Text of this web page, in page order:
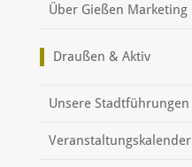
Über Gießen Marketing
Draußen & Aktiv
Unsere Stadtführungen
Veranstaltungskalender